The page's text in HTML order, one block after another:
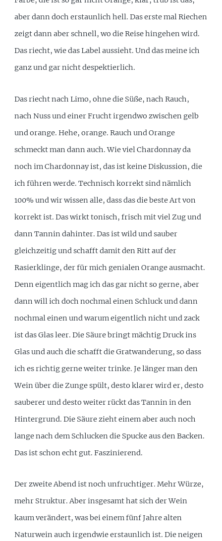
aber dann doch erstaunlich hell. Das erste mal Riechen
zeigt dann aber schnell, wo die Reise hingehen wird.
Das riecht, wie das Label aussieht. Und das meine ich
ganz und gar nicht despektierlich.
Das riecht nach Limo, ohne die Süße, nach Rauch,
nach Nuss und einer Frucht irgendwo zwischen gelb
und orange. Hehe, orange. Rauch und Orange
schmeckt man dann auch. Wie viel Chardonnay da
noch im Chardonnay ist, das ist keine Diskussion, die
ich führen werde. Technisch korrekt sind nämlich
100% und wir wissen alle, dass das die beste Art von
korrekt ist. Das wirkt tonisch, frisch mit viel Zug und
dann Tannin dahinter. Das ist wild und sauber
gleichzeitig und schafft damit den Ritt auf der
Rasierklinge, der für mich genialen Orange ausmacht.
Denn eigentlich mag ich das gar nicht so gerne, aber
dann will ich doch nochmal einen Schluck und dann
nochmal einen und warum eigentlich nicht und zack
ist das Glas leer. Die Säure bringt mächtig Druck ins
Glas und auch die schafft die Gratwanderung, so dass
ich es richtig gerne weiter trinke. Je länger man den
Wein über die Zunge spült, desto klarer wird er, desto
sauberer und desto weiter rückt das Tannin in den
Hintergrund. Die Säure zieht einem aber auch noch
lange nach dem Schlucken die Spucke aus den Backen.
Das ist schon echt gut. Faszinierend.
Der zweite Abend ist noch unfruchtiger. Mehr Würze,
mehr Struktur. Aber insgesamt hat sich der Wein
kaum verändert, was bei einem fünf Jahre alten
Naturwein auch irgendwie erstaunlich ist. Die neigen